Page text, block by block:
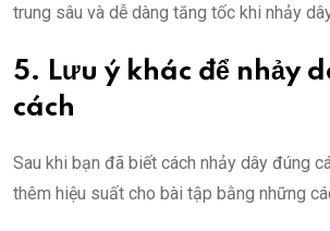
trung sâu và dễ dàng tăng tốc khi nhảy
5. Lưu ý khác để nhảy
cách
Sau khi bạn đã biết cách nhảy dây đúng
thêm hiệu suất cho bài tập bằng những